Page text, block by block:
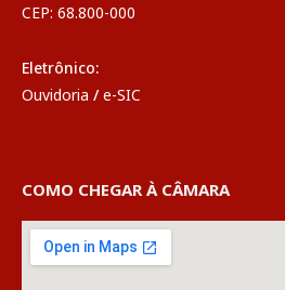
CEP: 68.800-000
Eletrônico:
Ouvidoria / e-SIC
COMO CHEGAR À CÂMARA